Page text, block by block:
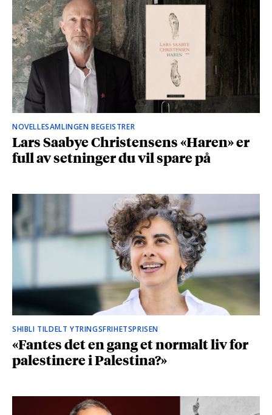
NOVELLESAMLINGEN BEGEISTRER
Lars Saabye Christensens «Haren» er
full av setninger du vil spare på
SHIBLI TILDELT YTRINGSFRIHETSPRISEN
«Fantes det en gang et normalt liv for
palestinere i Palestina?»